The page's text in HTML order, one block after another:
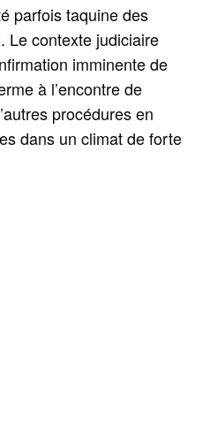
parfois taquine des
Le contexte judiciaire
imminente de
à l’encontre de
procédures en
dans un climat de forte